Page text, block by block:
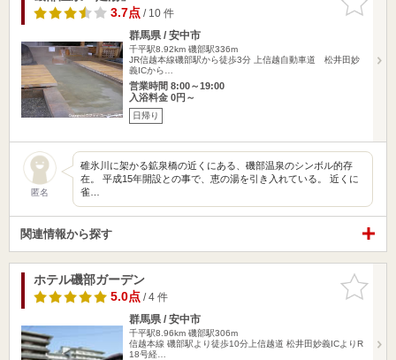
りに追加
3.7点/ 10 件
群馬県 / 安中市
千平駅8.92km 磯部駅336m
JR信越本線磯部駅から徒歩3分 上信越自動車道 松井田妙
義ICから…
営業時間 8:00～19:00
入浴料金 0円～
日帰り
匿名
碓氷川に架かる鉱泉橋の近くにある、磯部温泉のシンボル的存
在。 平成15年開設との事で、恵の湯を引き入れている。 近くに
雀…
関連情報から探す
お気に入
りに追加
ホテル磯部ガーデン
5.0点/ 4 件
群馬県 / 安中市
千平駅8.96km 磯部駅306m
信越本線 磯部駅より徒歩10分上信越道 松井田妙義ICよりR
18号経…